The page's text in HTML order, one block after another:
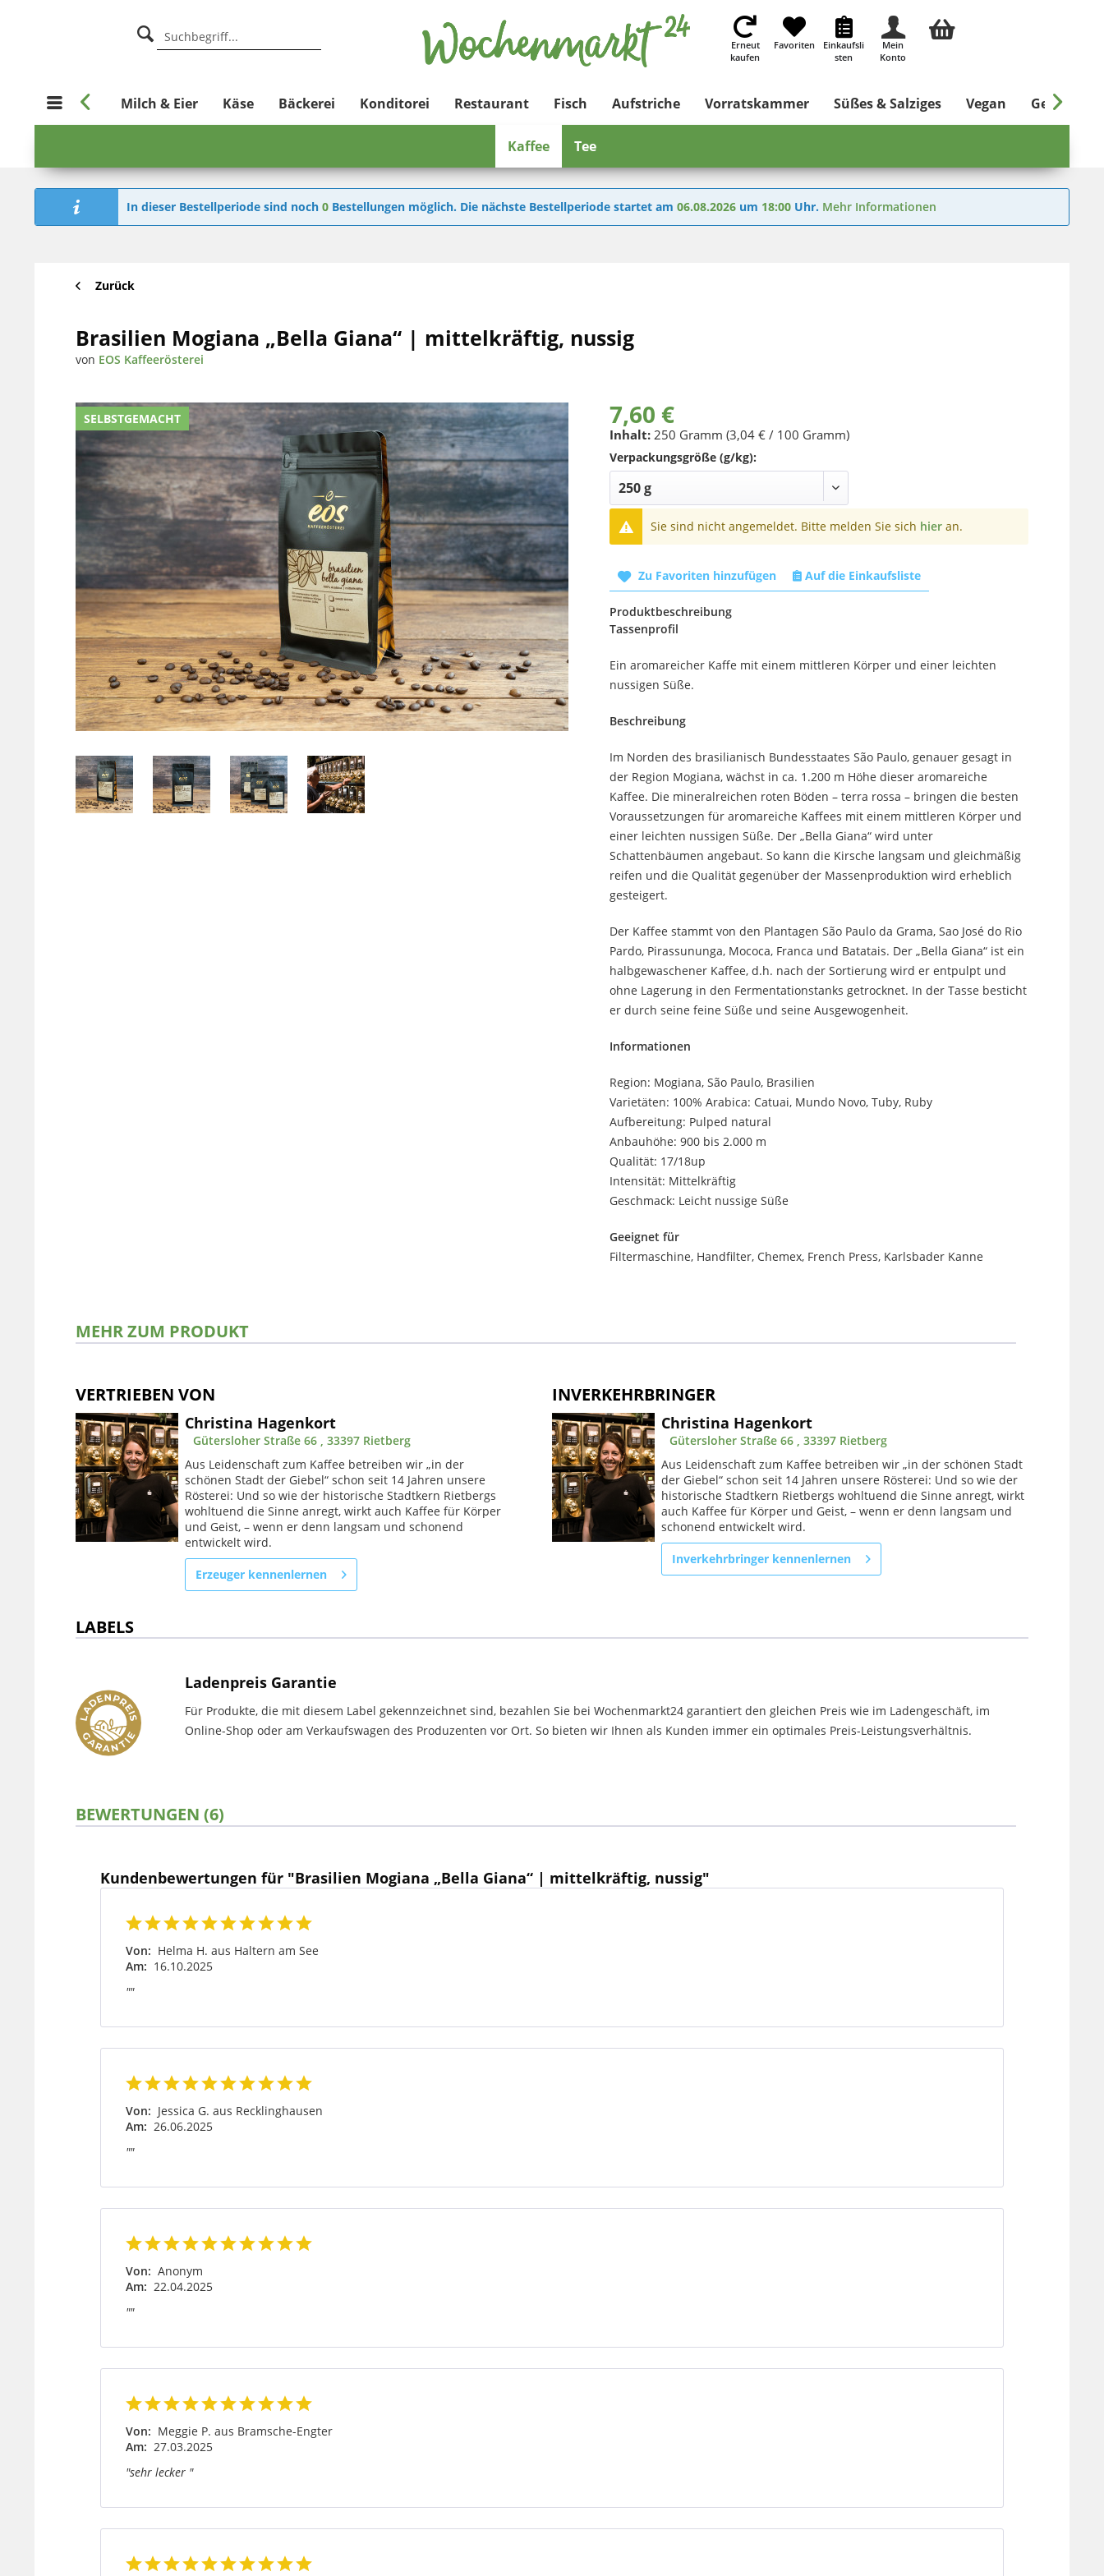
Erneut
kaufen
Favoriten
Einkaufsli
sten
Mein
Konto
Metzgerei Milch & Eier Käse Bäckerei Konditorei Restaurant Fisch Aufstriche Vorratskammer Süßes & Salziges Vegan Getränke
Kaffee Tee
 
In dieser Bestellperiode sind noch 0 Bestellungen möglich. Die nächste Bestellperiode startet am 06.08.2026 um 18:00 Uhr. Mehr Informationen
Zurück
Brasilien Mogiana „Bella Giana“ | mittelkräftig, nussig
von EOS Kaffeerösterei
SELBSTGEMACHT 7,60 €
Inhalt: 250 Gramm (3,04 € / 100 Gramm)
Verpackungsgröße (g/kg):
Sie sind nicht angemeldet. Bitte melden Sie sich hier an.
Zu Favoriten hinzufügen Auf die Einkaufsliste
Produktbeschreibung
Tassenprofil
Ein aromareicher Kaffe mit einem mittleren Körper und einer leichten
nussigen Süße.
Beschreibung
Im Norden des brasilianisch Bundesstaates São Paulo, genauer gesagt in
der Region Mogiana, wächst in ca. 1.200 m Höhe dieser aromareiche
Kaffee. Die mineralreichen roten Böden – terra rossa – bringen die besten
Voraussetzungen für aromareiche Kaffees mit einem mittleren Körper und
einer leichten nussigen Süße. Der „Bella Giana“ wird unter
Schattenbäumen angebaut. So kann die Kirsche langsam und gleichmäßig
reifen und die Qualität gegenüber der Massenproduktion wird erheblich
gesteigert.
Der Kaffee stammt von den Plantagen São Paulo da Grama, Sao José do Rio
Pardo, Pirassununga, Mococa, Franca und Batatais. Der „Bella Giana“ ist ein
halbgewaschener Kaffee, d.h. nach der Sortierung wird er entpulpt und
ohne Lagerung in den Fermentationstanks getrocknet. In der Tasse besticht
er durch seine feine Süße und seine Ausgewogenheit.
Informationen
Region: Mogiana, São Paulo, Brasilien
Varietäten: 100% Arabica: Catuai, Mundo Novo, Tuby, Ruby
Aufbereitung: Pulped natural
Anbauhöhe: 900 bis 2.000 m
Qualität: 17/18up
Intensität: Mittelkräftig
Geschmack: Leicht nussige Süße
Geeignet für
Filtermaschine, Handfilter, Chemex, French Press, Karlsbader Kanne
MEHR ZUM PRODUKT
VERTRIEBEN VON
Christina Hagenkort
Gütersloher Straße 66 , 33397 Rietberg
Aus Leidenschaft zum Kaffee betreiben wir „in der
schönen Stadt der Giebel“ schon seit 14 Jahren unsere
Rösterei: Und so wie der historische Stadtkern Rietbergs
wohltuend die Sinne anregt, wirkt auch Kaffee für Körper
und Geist, – wenn er denn langsam und schonend
entwickelt wird.
Erzeuger kennenlernen
INVERKEHRBRINGER
Christina Hagenkort
Gütersloher Straße 66 , 33397 Rietberg
Aus Leidenschaft zum Kaffee betreiben wir „in der schönen Stadt
der Giebel“ schon seit 14 Jahren unsere Rösterei: Und so wie der
historische Stadtkern Rietbergs wohltuend die Sinne anregt, wirkt
auch Kaffee für Körper und Geist, – wenn er denn langsam und
schonend entwickelt wird.
Inverkehrbringer kennenlernen
LABELS
Ladenpreis Garantie
Für Produkte, die mit diesem Label gekennzeichnet sind, bezahlen Sie bei Wochenmarkt24 garantiert den gleichen Preis wie im Ladengeschäft, im
Online-Shop oder am Verkaufswagen des Produzenten vor Ort. So bieten wir Ihnen als Kunden immer ein optimales Preis-Leistungsverhältnis.
BEWERTUNGEN (6)
Kundenbewertungen für "Brasilien Mogiana „Bella Giana“ | mittelkräftig, nussig"
Von: Helma H. aus Haltern am See
Am: 16.10.2025
""
Von: Jessica G. aus Recklinghausen
Am: 26.06.2025
""
Von: Anonym
Am: 22.04.2025
""
Von: Meggie P. aus Bramsche-Engter
Am: 27.03.2025
"sehr lecker "